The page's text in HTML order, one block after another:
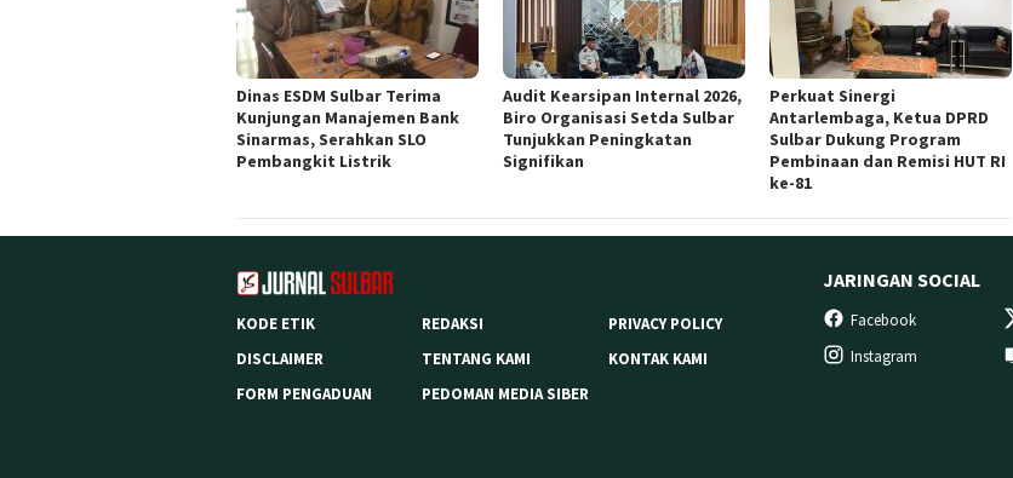
Dinas ESDM Sulbar Terima
Kunjungan Manajemen Bank
Sinarmas, Serahkan SLO
Pembangkit Listrik
Audit Kearsipan Internal 2026,
Biro Organisasi Setda Sulbar
Tunjukkan Peningkatan
Signifikan
Perkuat Sinergi
Antarlembaga, Ketua DPRD
Sulbar Dukung Program
Pembinaan dan Remisi HUT RI
ke-81
KODE ETIK REDAKSI
PRIVACY POLICY
DISCLAIMER
TENTANG KAMI
KONTAK KAMI
FORM PENGADUAN
PEDOMAN MEDIA SIBER
JARINGAN SOCIAL
Facebook
Instagram